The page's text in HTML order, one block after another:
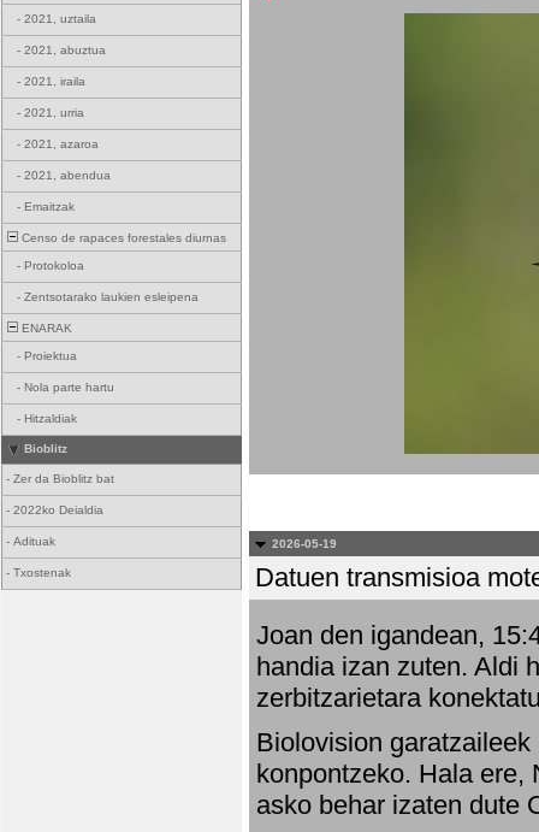
- 2021, uztaila
- 2021, abuztua
- 2021, iraila
- 2021, urria
- 2021, azaroa
- 2021, abendua
- Emaitzak
Censo de rapaces forestales diurnas
- Protokoloa
- Zentsotarako laukien esleipena
ENARAK
- Proiektua
- Nola parte hartu
- Hitzaldiak
Bioblitz
- Zer da Bioblitz bat
- 2022ko Deialdia
- Adituak
- Txostenak
2026-05-19
Datuen transmisioa
Joan den igandean,
handia izan zuten. Aldi
zerbitzarietara
Biolovision
konpontzeko. Hala ere,
asko behar izaten dute